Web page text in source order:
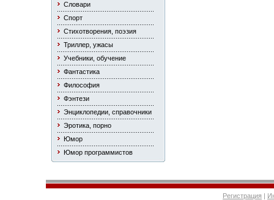
Словари
Спорт
Стихотворения, поэзия
Триллер, ужасы
Учебники, обучение
Фантастика
Философия
Фэнтези
Энциклопедии, справочники
Эротика, порно
Юмор
Юмор программистов
Регистрация |